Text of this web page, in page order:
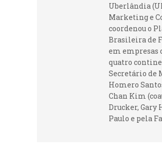
Uberlândia
Marketing e
coordenou o
Brasileira de
em empresas
quatro
Secretário de
Homero
Chan Kim
Drucker, Gary
Paulo e pela